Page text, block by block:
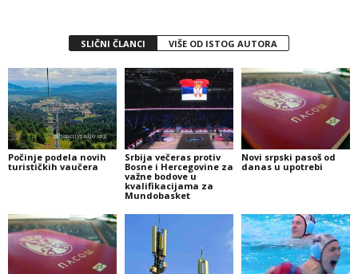
SLIČNI ČLANCI VIŠE OD ISTOG AUTORA
Počinje podela novih
turističkih vaučera
Srbija večeras protiv
Bosne i Hercegovine za
važne bodove u
kvalifikacijama za
Mundobasket
Novi srpski pasoš od
danas u upotrebi